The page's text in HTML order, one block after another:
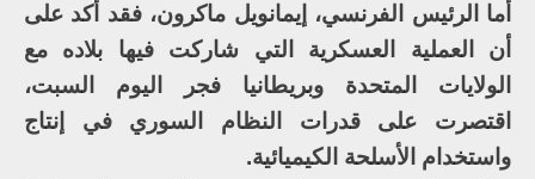
أما الرئيس الفرنسي، إيمانويل ماكرون، فقد أكد على
أن العملية العسكرية التي شاركت فيها بلاده مع
الولايات المتحدة وبريطانيا فجر اليوم السبت،
اقتصرت على قدرات النظام السوري في إنتاج
واستخدام الأسلحة الكيميائية.